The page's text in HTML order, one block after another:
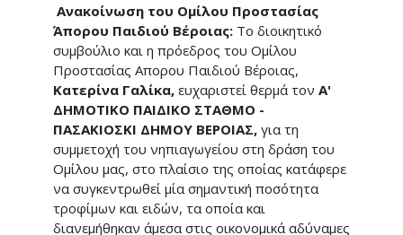
Ανακοίνωση του Ομίλου Προστασίας
Άπορου Παιδιού Βέροιας: Το διοικητικό
συμβούλιο και η πρόεδρος του Ομίλου
Προστασίας Απορου Παιδιού Βέροιας,
Κατερίνα Γαλίκα,ευχαριστεί θερμά τον Α'
ΔΗΜΟΤΙΚΟ ΠΑΙΔΙΚΟ ΣΤΑΘΜΟ -
ΠΑΣΑΚΙΟΣΚΙ ΔΗΜΟΥ ΒΕΡΟΙΑΣ,για τη
συμμετοχή του νηπιαγωγείου στη δράση του
Ομίλου μας, στο πλαίσιο της οποίας κατάφερε
να συγκεντρωθεί μία σημαντική ποσότητα
τροφίμων και ειδών, τα οποία και
διανεμήθηκαν άμεσα στις οικονομικά αδύναμες